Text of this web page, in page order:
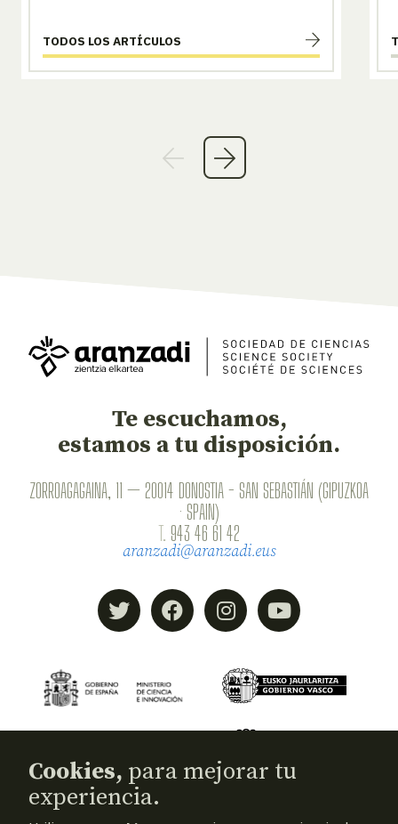
TODOS LOS ARTÍCULOS
Te escuchamos,
estamos a tu disposición.
ZORROAGAGAINA, 11 — 20014 DONOSTIA - SAN SEBASTIÁN (GIPUZKOA
· SPAIN)
T. 943 46 61 42
aranzadi@aranzadi.eus
Cookies, para mejorar tu
experiencia.